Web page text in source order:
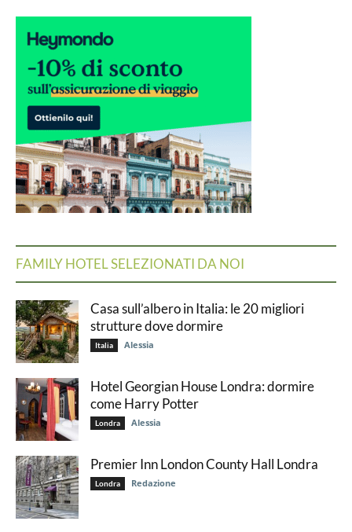
FAMILY HOTEL SELEZIONATI DA NOI
Casa sull’albero in Italia: le 20 migliori
strutture dove dormire
Italia Alessia
Hotel Georgian House Londra: dormire
come Harry Potter
Londra Alessia
Premier Inn London County Hall Londra
Londra Redazione